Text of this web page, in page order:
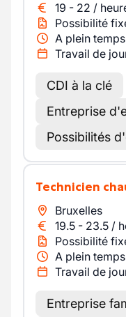
19 - 22 /
Possibilité
A plein temps
Travail de
CDI à la clé
Entreprise
Possibilités
Technicien
Bruxelles
19.5 - 23.5 /
Possibilité
A plein temps
Travail de
Entreprise